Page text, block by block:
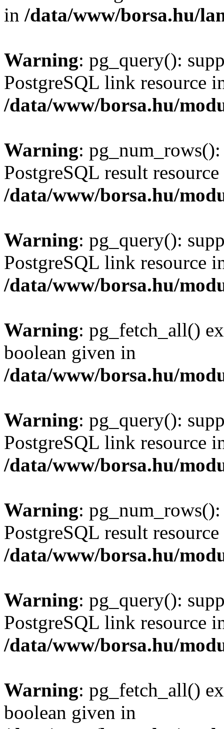
in /data/www/borsa.hu/
Warning: pg_query():
PostgreSQL link resource
/data/www/borsa.hu/
Warning:
PostgreSQL result
/data/www/borsa.hu/
Warning: pg_query():
PostgreSQL link resource
/data/www/borsa.hu/
Warning: pg_fetch_all()
boolean given in
/data/www/borsa.hu/
Warning: pg_query():
PostgreSQL link resource
/data/www/borsa.hu/
Warning:
PostgreSQL result
/data/www/borsa.hu/
Warning: pg_query():
PostgreSQL link resource
/data/www/borsa.hu/
Warning: pg_fetch_all()
boolean given in